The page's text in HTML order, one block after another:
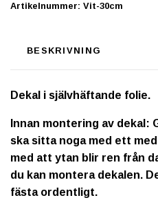
Artikelnummer: Vit-30cm
BESKRIVNING
Dekal i självhäftande folie.
Innan montering av dekal:
ska sitta noga med ett
med att ytan blir ren från
du kan montera dekalen.
fästa ordentligt.